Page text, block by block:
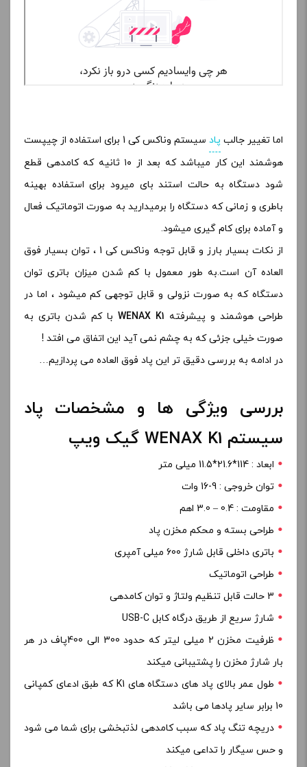
اما تغییر جالب پاد
سیستم وناکس کی 1 برای استفاده از چیپست
هوشمند این کار میباشد که بعد از ۱۰ ثانیه که کامدهی قطع
شود دستگاه به حالت استند بای میرود برای استفاده بهینه
باطری و زمانی که دستگاه را برمیدارید به صورت اتوماتیک فعال
و آماده برای کام گیری میشود.
از نکات بسیار بارز و قابل توجه وناکس کی 1 ، توان بسیار فوق
العاده آن است.به طور معمول با کم شدن میزان باتری توان
دستگاه که به صورت نزولی و قابل توجهی کم میشود ، اما در
طراحی هوشمند و پیشرفته WENAX K1 با کم شدن باتری به
صورت خیلی جزئی که به چشم نمی آید این اتفاق می افتد !
در ادامه به بررسی دقیق تر این پاد فوق العاده می پردازیم…
بررسی ویژگی ها و مشخصات پاد
سیستم WENAX K1 گیک ویپ
ابعاد : 114*21.6*11.5 میلی متر
توان خروجی : 9-16 وات
مقاومت : 0.4 – 3.0 اهم
طراحی بسته و محکم مخزن پاد
باتری داخلی قابل شارژ 600 میلی آمپری
طراحی اتوماتیک
3 حالت قابل تنظیم ولتاژ و توان کامدهی
شارژ سریع از طریق درگاه کابل USB-C
ظرفیت مخزن 2 میلی لیتر که حدود 300 الی 400پاف در هر
بار شارژ مخزن را پشتیبانی میکند
طول عمر بالای پاد های دستگاه های K1 که طبق ادعای کمپانی
10 برابر سایر پادها می باشد
دریچه تنگ پاد که سبب کامدهی لذتبخشی برای شما می شود
و حس سیگار را تداعی میکند